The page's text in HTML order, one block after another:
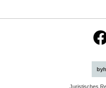
Juristisches